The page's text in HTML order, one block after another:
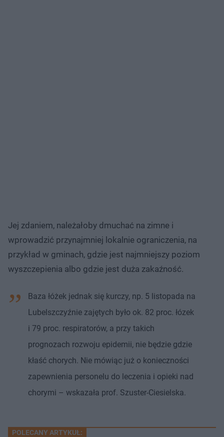
Jej zdaniem, należałoby dmuchać na zimne i
wprowadzić przynajmniej lokalnie ograniczenia, na
przykład w gminach, gdzie jest najmniejszy poziom
wyszczepienia albo gdzie jest duża zakaźność.
Baza łóżek jednak się kurczy, np. 5 listopada na
Lubelszczyźnie zajętych było ok. 82 proc. łózek
i 79 proc. respiratorów, a przy takich
prognozach rozwoju epidemii, nie będzie gdzie
kłaść chorych. Nie mówiąc już o konieczności
zapewnienia personelu do leczenia i opieki nad
chorymi – wskazała prof. Szuster-Ciesielska.
POLECANY ARTYKUŁ: